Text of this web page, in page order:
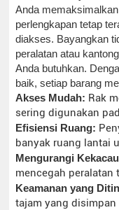
Anda
perlengkapan tetap
diakses. Bayangkan
peralatan atau
Anda butuhkan.
baik, setiap barang
Akses Mudah: Rak
sering digunakan
Efisiensi Ruang:
banyak ruang lantai
Mengurangi
mencegah peralatan
Keamanan yang
tajam yang